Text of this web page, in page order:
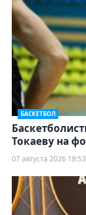
БАСКЕТБОЛ
Токаеву на
07 августа 2026 18:53